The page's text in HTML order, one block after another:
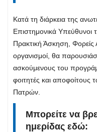
Κατά τη διάρκεια της
Επιστημονικά Υπεύθυνοι
Πρακτική Άσκηση, Φορείς
οργανισμοί, θα
ασκούμενους του
φοιτητές και
Πατρών.
Μπορείτε να
ημερίδας εδώ: